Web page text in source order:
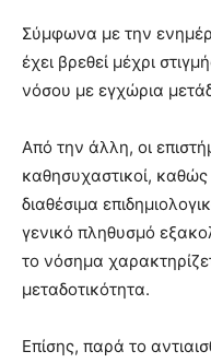
Σύμφωνα με την
έχει βρεθεί μέχρι
νόσου με εγχώρια
Από την άλλη, οι
καθησυχαστικοί,
διαθέσιμα
γενικό πληθυσμό
το νόσημα
μεταδοτικότητα.
Επίσης, παρά το